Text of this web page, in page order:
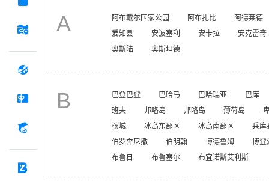
A 阿布戴尔国家公园 阿布扎比
阿德莱德
爱知县
安波塞利 安卡拉
安克雷奇
奥斯陆
奥斯坦德
B 巴登巴登 巴哈马 巴哈瑞亚
巴库
班夫
邦咯岛 邦咯岛 薄荷岛
槟城
冰岛东部区 冰岛南部区
兵库
伯罗奔尼撒
伯明翰 博德鲁姆
博登
布鲁日
布鲁塞尔 布宜诺斯艾利斯